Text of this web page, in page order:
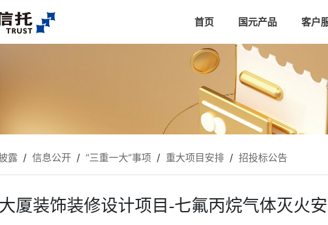
首页 国元产品 客户
露 / 信息公开 / “三重一大”事项 / 重大项目安排 / 招投标公告
厦装饰装修设计项目-七氟丙烷气体灭火